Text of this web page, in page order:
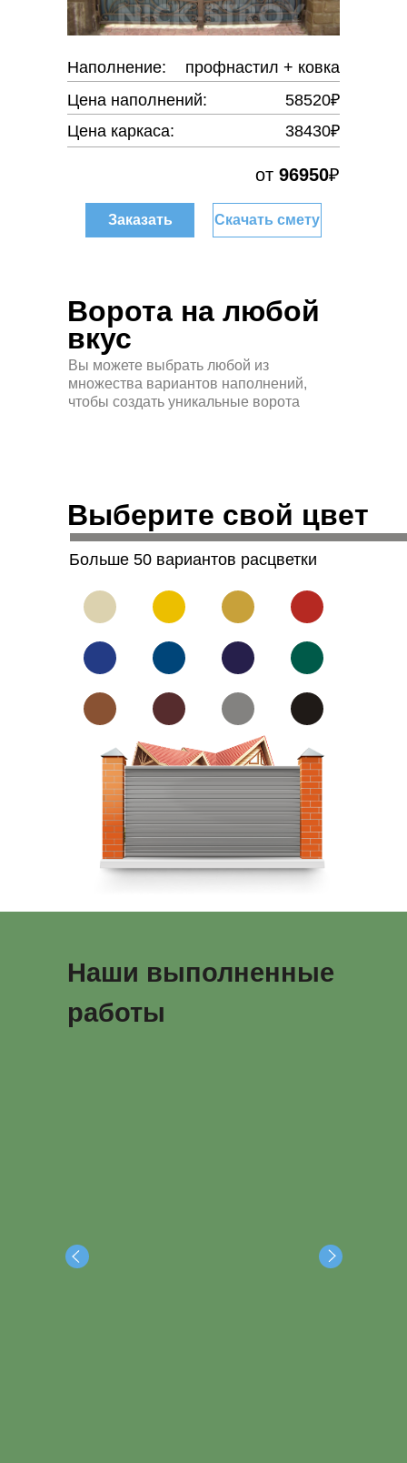
Заказать
от 96950₽
Скачать смету
Цена каркаса: 38430₽
Наполнение:
профнастил + ковка
Цена наполнений:
58520₽
Ворота на любой
вкус
Вы можете выбрать любой из
множества вариантов наполнений,
чтобы создать уникальные ворота
Выберите свой цвет
Больше 50 вариантов расцветки
Наши выполненные
работы